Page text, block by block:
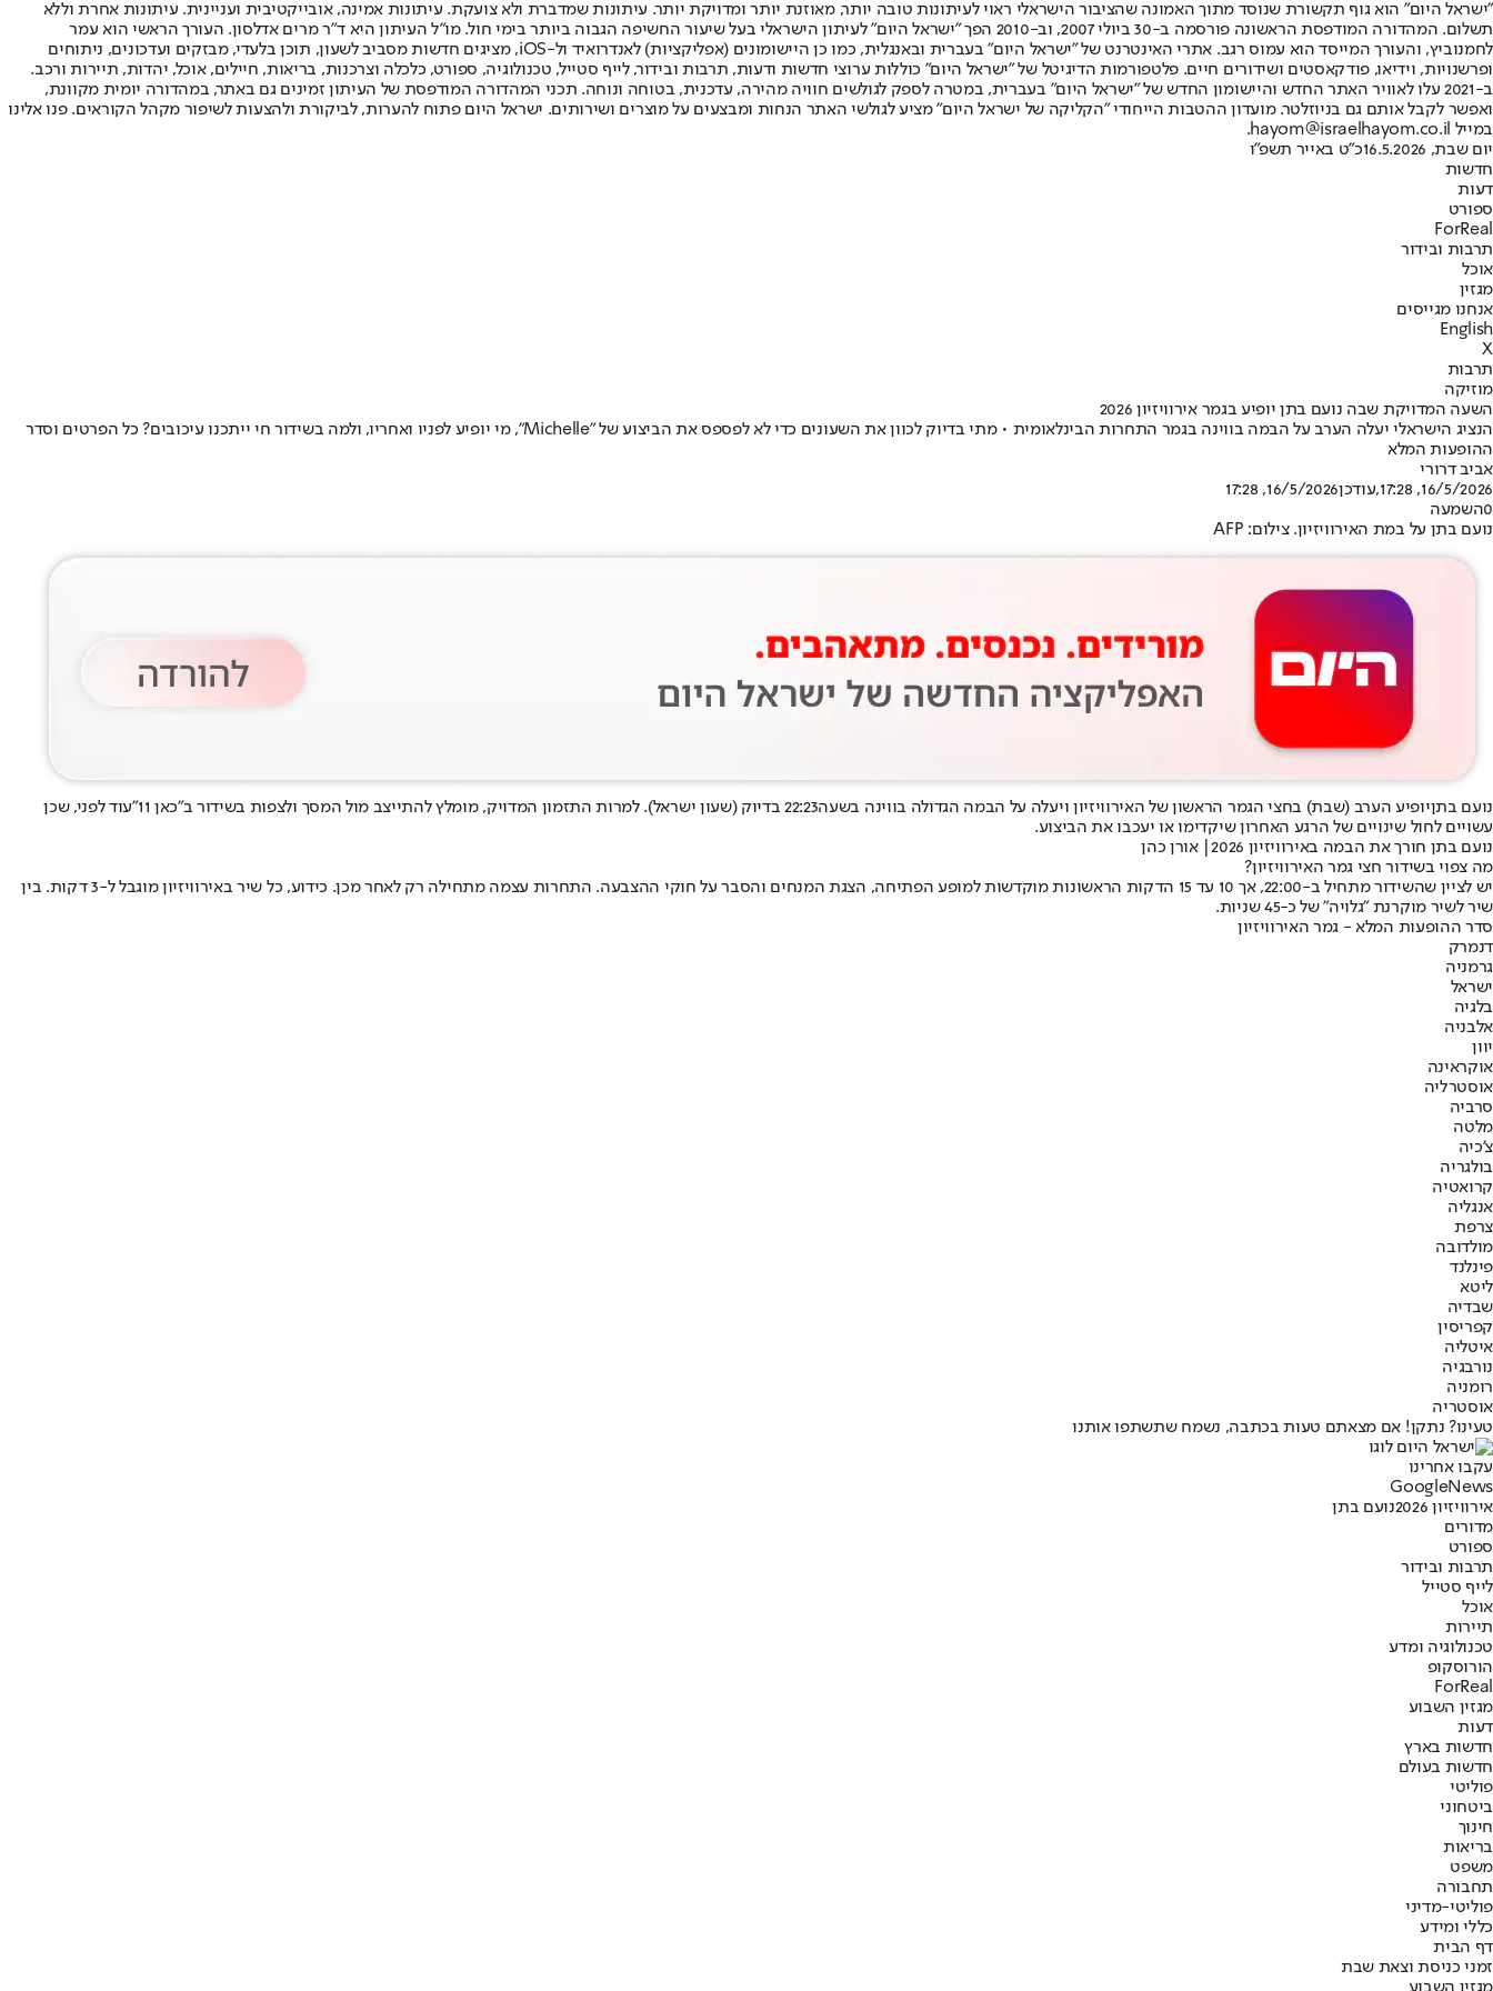
"ישראל היום" הוא גוף תקשורת שנוסד מתוך האמונה שהציבור הישראלי ראוי לעיתונות טובה יותר, מאוזנת יותר ומדויקת יותר. עיתונות שמדברת ולא צועקת. עיתונות אמינה, אובייקטיבית ועניינית. עיתונות אחרת וללא
תשלום. המהדורה המודפסת הראשונה פורסמה ב-30 ביולי 2007, וב-2010 הפך "ישראל היום" לעיתון הישראלי בעל שיעור החשיפה הגבוה ביותר בימי חול. מו"ל העיתון היא ד"ר מרים אדלסון. העורך הראשי הוא עמר
לחמנוביץ, והעורך המייסד הוא עמוס רגב. אתרי האינטרנט של "ישראל היום" בעברית ובאנגלית, כמו כן היישומונים (אפליקציות) לאנדרואיד ול-iOS, מציגים חדשות מסביב לשעון, תוכן בלעדי, מבזקים ועדכונים, ניתוחים
ופרשנויות, וידיאו, פודקאסטים ושידורים חיים. פלטפורמות הדיגיטל של "ישראל היום" כוללות ערוצי חדשות ודעות, תרבות ובידור, לייף סטייל, טכנולוגיה, ספורט, כלכלה וצרכנות, בריאות, חיילים, אוכל, יהדות, תיירות ורכב.
ב-2021 עלו לאוויר האתר החדש והיישומון החדש של "ישראל היום" בעברית, במטרה לספק לגולשים חוויה מהירה, עדכנית, בטוחה ונוחה. תכני המהדורה המודפסת של העיתון זמינים גם באתר, במהדורה יומית מקוונת,
ואפשר לקבל אותם גם בניוזלטר. מועדון ההטבות הייחודי "הקליקה של ישראל היום" מציע לגולשי האתר הנחות ומבצעים על מוצרים ושירותים. ישראל היום פתוח להערות, לביקורת ולהצעות לשיפור מקהל הקוראים. פנו אלינו
במייל hayom@israelhayom.co.il.
יום שבת, 16.5.2026
כ"ט באייר תשפ"ו
חדשות
דעות
ספורט
ForReal
תרבות ובידור
אוכל
מגזין
אנחנו מגייסים
English
X
תרבות
מוזיקה
השעה המדויקת שבה נועם בתן יופיע בגמר אירוויזיון 2026
הנציג הישראלי יעלה הערב על הבמה בווינה בגמר התחרות הבינלאומית • מתי בדיוק לכוון את השעונים כדי לא לפספס את הביצוע של "Michelle", מי יופיע לפניו ואחריו, ולמה בשידור חי ייתכנו עיכובים? כל הפרטים וסדר
ההופעות המלא
אביב דרורי
16/5/2026, 17:28
,עודכן16/5/2026, 17:28
0השמעה
נועם בתן על במת האירוויזיון. צילום: AFP
נועם בתןיופיע הערב (שבת) בחצי הגמר הראשון של האירוויזיון ויעלה על הבמה הגדולה בווינה בשעה22:23 בדיוק (שעון ישראל) . למרות התזמון המדויק, מומלץ להתייצב מול המסך ולצפות בשידור ב"כאן 11"
עוד לפני, שכן
עשויים לחול שינויים של הרגע האחרון שיקדימו או יעכבו את הביצוע.
נועם בתן חורך את הבמה באירוויזיון 2026| אורן כהן
מה צפוי בשידור חצי גמר האירוויזיון?
יש לציין שהשידור מתחיל ב-22:00, אך 10 עד 15 הדקות הראשונות מוקדשות למופע הפתיחה, הצגת המנחים והסבר על חוקי ההצבעה. התחרות עצמה מתחילה רק לאחר מכן. כידוע, כל שיר באירוויזיון מוגבל ל-3 דקות. בין
שיר לשיר מוקרנת "גלויה" של כ-45 שניות.
סדר ההופעות המלא - גמר האירוויזיון
דנמרק
גרמניה
ישראל
בלגיה
אלבניה
יוון
אוקראינה
אוסטרליה
סרביה
מלטה
צ'כיה
בולגריה
קרואטיה
אנגליה
צרפת
מולדובה
פינלנד
ליטא
שבדיה
קפריסין
איטליה
נורבגיה
רומניה
אוסטריה
טעינו? נתקן! אם מצאתם טעות בכתבה, נשמח שתשתפו אותנו
עקבו אחרינו
Googl eNews
אירוויזיון 2026
נועם בתן
מדורים
ספורט
תרבות ובידור
לייף סטייל
אוכל
תיירות
טכנולוגיה ומדע
הורוסקופ
ForReal
מגזין השבוע
דעות
חדשות בארץ
חדשות בעולם
פוליטי
ביטחוני
חינוך
בריאות
משפט
תחבורה
פוליטי-מדיני
כללי ומידע
דף הבית
זמני כניסת וצאת שבת